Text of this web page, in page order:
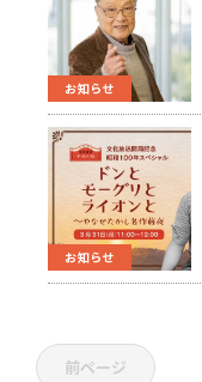
お知らせ
お知らせ
前ページ